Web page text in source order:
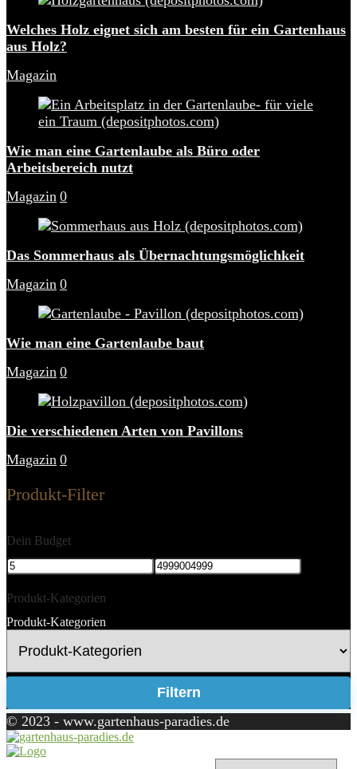
Welches Holz eignet sich am besten für ein Gartenhaus
aus Holz?
Magazin
Wie man eine Gartenlaube als Büro oder
Arbeitsbereich nutzt
Magazin 0
Das Sommerhaus als Übernachtungsmöglichkeit
Magazin 0
Wie man eine Gartenlaube baut
Magazin 0
Die verschiedenen Arten von Pavillons
Magazin 0
Produkt-Filter
Dein Budget
Produkt-Kategorien
Produkt-Kategorien
Filtern
© 2023 - www.gartenhaus-paradies.de